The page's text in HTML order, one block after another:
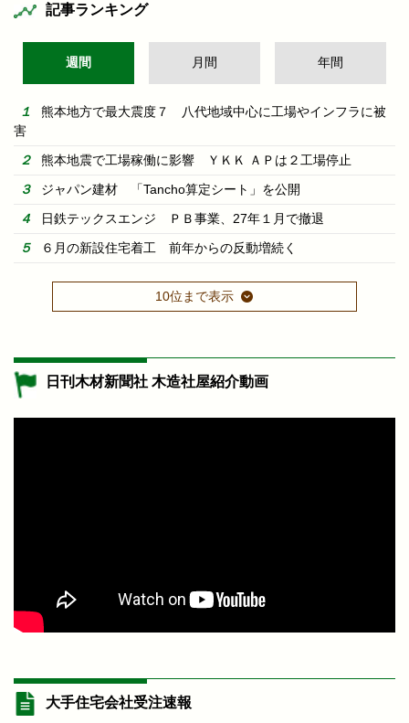
記事ランキング
週間 月間 年間
熊本地方で最大震度７ 八代地域中心に工場やインフラに被
害
熊本地震で工場稼働に影響 ＹＫＫ ＡＰは２工場停止
ジャパン建材 「Tancho算定シート」を公開
日鉄テックスエンジ ＰＢ事業、27年１月で撤退
６月の新設住宅着工 前年からの反動増続く
10位まで表示
日刊木材新聞社 木造社屋紹介動画
大手住宅会社受注速報